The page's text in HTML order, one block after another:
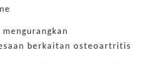
berkaitan osteoartritis